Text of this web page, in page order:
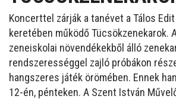
Koncerttel zárják a tanévet a Tálos
keretében működő Tücsökzenekarok.
zeneiskolai növendékekből álló
rendszerességgel zajló próbákon
hangszeres játék örömében. Ennek
12-én, pénteken. A Szent István